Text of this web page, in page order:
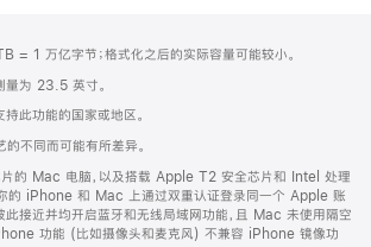
= 1 万亿字节；格式化之后的实际容量可能较小。
量为 23.5 英寸。
此功能的国家或地区。
不同而可能有所差异。
的 Mac 电脑，以及搭载 Apple T2 安全芯片和 Intel 处理
的 iPhone 和 Mac 上通过双重认证登录同一个 Apple 账
接近并均开启蓝牙和无线局域网功能，且 Mac 未使用隔空
功能 (比如摄像头和麦克风) 不兼容 iPhone 镜像功